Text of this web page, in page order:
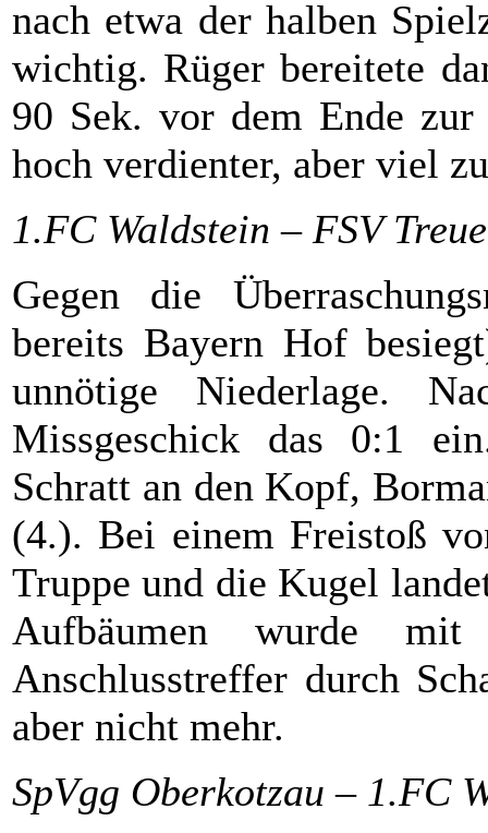
nach etwa der halben
wichtig. Rüger bereitete
90 Sek. vor dem Ende
hoch verdienter, aber viel
1.FC Waldstein – FSV
Gegen die
bereits Bayern Hof
unnötige Niederlage.
Missgeschick das 0:1
Schratt an den Kopf,
(4.). Bei einem Freistoß
Truppe und die Kugel
Aufbäumen wurde mit
Anschlusstreffer durch
aber nicht mehr.
SpVgg Oberkotzau – 1.FC